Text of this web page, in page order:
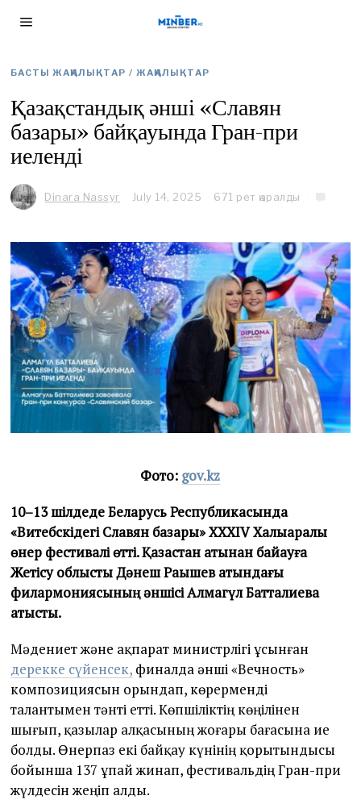
БАСТЫ ЖАҢАЛЫҚТАР / ЖАҢАЛЫҚТАР
Қазақстандық әнші «Славян
базары» байқауында Гран-при
иеленді
Dinara Nassyr July 14, 2025
y
1
,
2
0
671 рет қаралды
Фото: gov.kz
10–13 шілдеде Беларусь Республикасында
«Витебскідегі Славян базары» XXXIV Халықаралық
өнер фестивалі өтті. Қазақстан атынан байқауға
Жетісу облыстық Дәнеш Рақышев атындағы
филармониясының әншісі Алмагүл Батталиева
қатысты.
Мәдениет және ақпарат министрлігі ұсынған
дерекке сүйенсек, финалда әнші «Вечность»
композициясын орындап, көрерменді
талантымен тәнті етті. Көпшіліктің көңілінен
шығып, қазылар алқасының жоғары бағасына ие
болды. Өнерпаз екі байқау күнінің қорытындысы
бойынша 137 ұпай жинап, фестивальдің Гран-при
жүлдесін жеңіп алды.